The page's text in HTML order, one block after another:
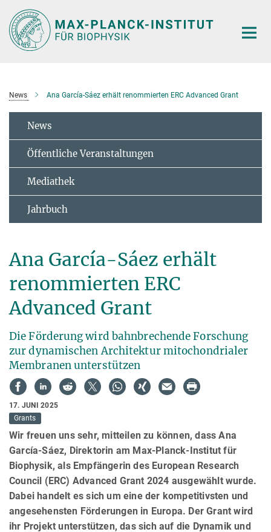
Hauptinhalt
News Ana García-Sáez erhält renommierten ERC Advanced Grant
News
Öffentliche Veranstaltungen
Mediathek
Jahrbuch
Ana García-Sáez erhält
renommierten ERC
Advanced Grant
Die Förderung wird bahnbrechende Forschung
zur dynamischen Architektur mitochondrialer
Membranen unterstützen
17. JUNI 2025
Grants
Wir freuen uns sehr, mitteilen zu können, dass Ana
García-Sáez, Direktorin am Max-Planck-Institut für
Biophysik, als Empfängerin des European Research
Council (ERC) Advanced Grant 2024 ausgewählt wurde.
Dabei handelt es sich um eine der kompetitivsten und
angesehensten Förderungen in Europa. Der Grant wird
ihr Projekt unterstützen, das sich auf die Dynamik und